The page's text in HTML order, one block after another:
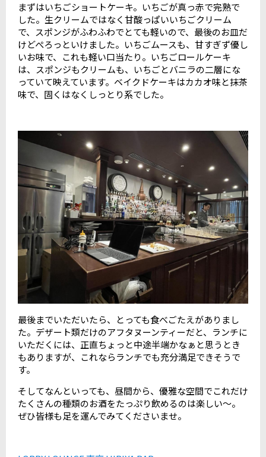
まずはいちごショートケーキ。いちごが真っ赤で完熟で
した。生クリームではなく甘酸っぱいいちごクリーム
で、スポンジがふわふわでとても軽いので、最後のお皿だ
けどぺろっといけました。いちごムースも、甘すぎず優し
いお味で、これも軽い口当たり。いちごロールケーキ
は、スポンジもクリームも、いちごとバニラの二層にな
っていて映えています。ベイクドケーキはカカオ味と抹茶
味で、固くはなくしっとり系でした。
最後までいただいたら、とっても食べごたえがありまし
た。デザート類だけのアフタヌーンティーだと、ランチに
いただくには、正直ちょっと中途半端かなぁと思うとき
もありますが、これならランチでも充分満足できそうで
す。
そしてなんといっても、昼間から、優雅な空間でこれだけ
たくさんの種類のお酒をたっぷり飲めるのは楽しい〜。
ぜひ皆様も足を運んでみてくださいませ。